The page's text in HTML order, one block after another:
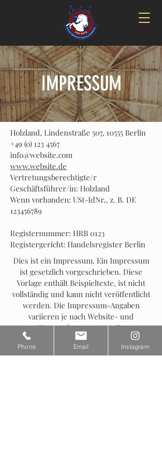
IMPRESSUM
Holzland, Lindenstraße 507, 10555 Berlin
+49 (0) 123 4567
info@website.com
www.website.de
Vertretungsberechtigte/r
Geschäftsführer/in: Holzland
Wenn vorhanden: USt-IdNr., z. B. DE
123456789
Registernummer: HRB 0123
Registergericht: Handelsregister Berlin
Dies ist ein Impressum. Ein Impressum
ist gesetzlich vorgeschrieben. Diese
Vorlage enthält Beispieltexte, ist nicht
vollständig und kann nicht veröffentlicht
werden. Die Impressum-Angaben
variieren je nach Website- und
Unternehmensart – z. B.
Einzelunternehmen, GbR, GmbH,
Redaktion u. a.. Wir empfehlen daher,
Phone Email Instagram